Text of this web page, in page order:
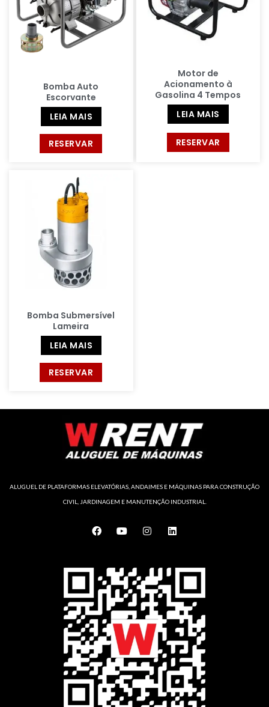
Bomba Auto
Escorvante
LEIA MAIS
RESERVAR
Motor de
Acionamento à
Gasolina 4 Tempos
LEIA MAIS
RESERVAR
Bomba Submersível
Lameira
LEIA MAIS
RESERVAR
ALUGUEL DE PLATAFORMAS ELEVATÓRIAS, ANDAIMES E MÁQUINAS PARA CONSTRUÇÃO
CIVIL, JARDINAGEM E MANUTENÇÃO INDUSTRIAL.
F
a
o
o
k
Y
o
b
e
I
n
g
r
a
m
L
i